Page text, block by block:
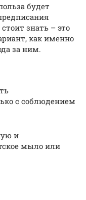
будет
знать – это
как именно
за ним.
с соблюдением
и
мыло или